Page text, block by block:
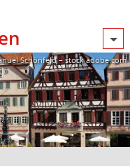
Schönfeld – stock.adobe.com